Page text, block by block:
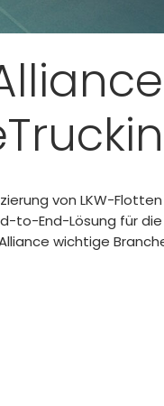
von LKW-
to-End-Lösung für
wichtige